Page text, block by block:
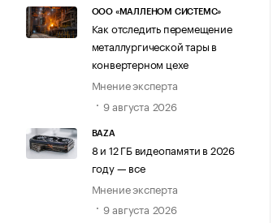
ООО «МАЛЛЕНОМ СИСТЕМС»
Как отследить перемещение
металлургической тары в
конвертерном цехе
Мнение эксперта
9 августа 2026
BAZA
8 и 12 ГБ видеопамяти в 2026
году — все
Мнение эксперта
9 августа 2026